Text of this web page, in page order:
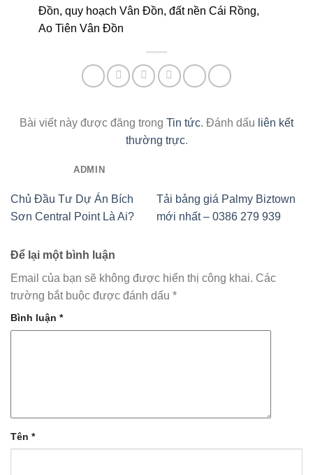
Đồn, quy hoạch Vân Đồn, đất nền Cái Rồng,
Ao Tiên Vân Đồn
Bài viết này được đăng trong Tin tức. Đánh dấu liên kết
thường trực.
ADMIN
Chủ Đầu Tư Dự Án Bích
Sơn Central Point Là Ai?
Tải bảng giá Palmy Biztown
mới nhất – 0386 279 939
Để lại một bình luận
Email của bạn sẽ không được hiển thị công khai. Các
trường bắt buộc được đánh dấu *
Bình luận *
Tên *